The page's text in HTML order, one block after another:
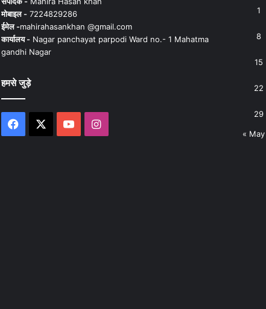
मोबाइल -7224829286
ईमेल -mahirahasankhan @gmail.com
कार्यालय -Nagar panchayat parpodi Ward no.- 1 Mahatma
gandhi Nagar
हमसे जुड़े
Facebook YouTubeInstagram
1
8
15
22
29
« May